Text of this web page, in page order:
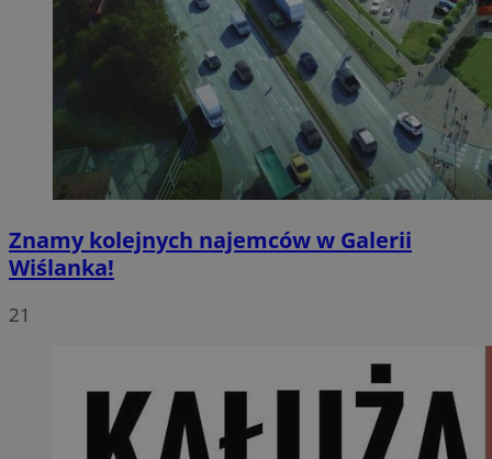
Znamy kolejnych najemców w Galerii
Wiślanka!
21